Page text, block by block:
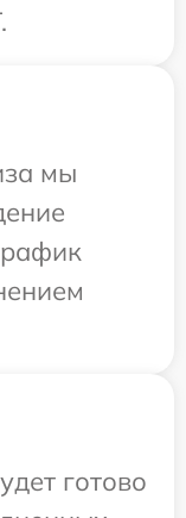
мы
готово